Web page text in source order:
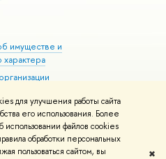
для улучшения работы сайта
его использования. Более
файлов cookies
обработки персональных
пользоваться сайтом, вы
✖
имуществе и
характера
здоровья